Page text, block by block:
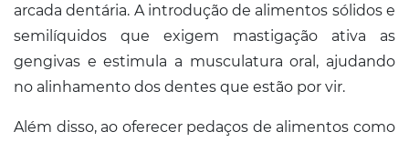
arcada dentária. A introdução de alimentos sólidos e
semilíquidos que exigem mastigação ativa as
gengivas e estimula a musculatura oral, ajudando
no alinhamento dos dentes que estão por vir.
Além disso, ao oferecer pedaços de alimentos como